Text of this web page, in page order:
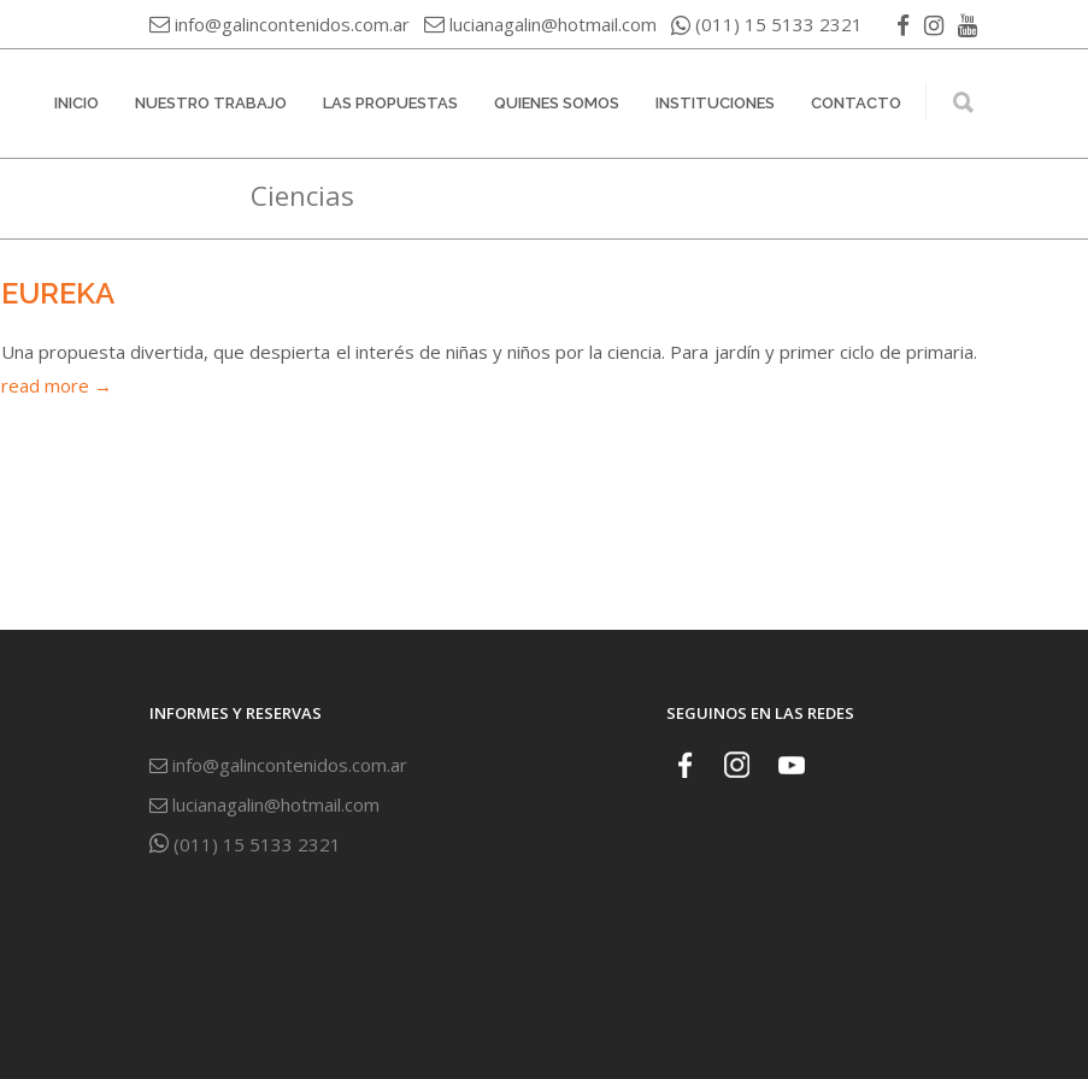
info@galincontenidos.com.ar lucianagalin@hotmail.com (011) 15 5133 2321
INICIO NUESTRO TRABAJO LAS PROPUESTAS QUIENES SOMOS INSTITUCIONES CONTACTO
Ciencias
EUREKA
Una propuesta divertida, que despierta el interés de niñas y niños por la ciencia. Para jardín y primer ciclo de primaria.
read more →
INFORMES Y RESERVAS
info@galincontenidos.com.ar
lucianagalin@hotmail.com
(011) 15 5133 2321
SEGUINOS EN LAS REDES